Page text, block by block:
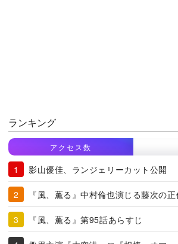
ランキング
アクセス数
影山優佳、ランジェリーカット公開
『風、薫る』中村倫也演じる藤次の
『風、薫る』第95話あらすじ